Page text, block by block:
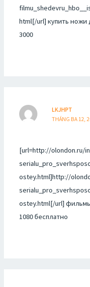
html[/url] купить
3000
LKJHPT
THÁNG BA 12,
[url=http://olondon.ru/
ostey.html]http://
ostey.html[/url]
1080 бесплатно